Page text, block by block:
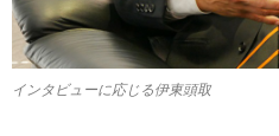
インタビューに応じる伊東頭取